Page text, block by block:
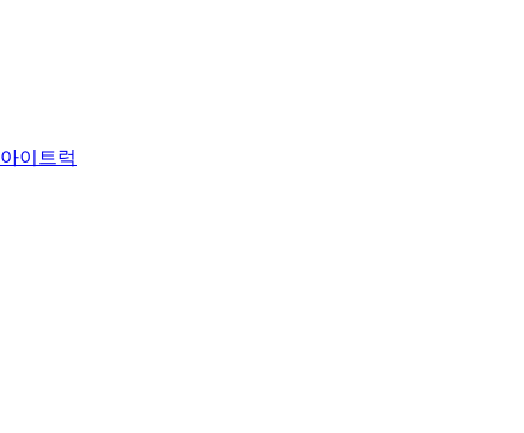
아이트럭